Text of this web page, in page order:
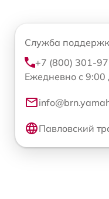
Служба
+7 (800) 301-
Ежедневно с 9:00
Павловский